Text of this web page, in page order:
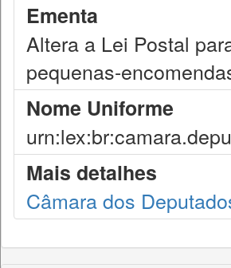
Ementa
Altera a Lei Postal
pequenas-
Nome Uniforme
Mais detalhes
Câmara dos